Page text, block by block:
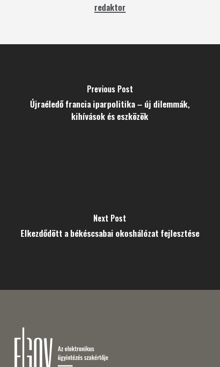
redaktor
Previous Post
Újraéledő francia iparpolitika – új dilemmák,
kihívások és eszközök
Next Post
Elkezdődött a békéscsabai okoshálózat fejlesztése